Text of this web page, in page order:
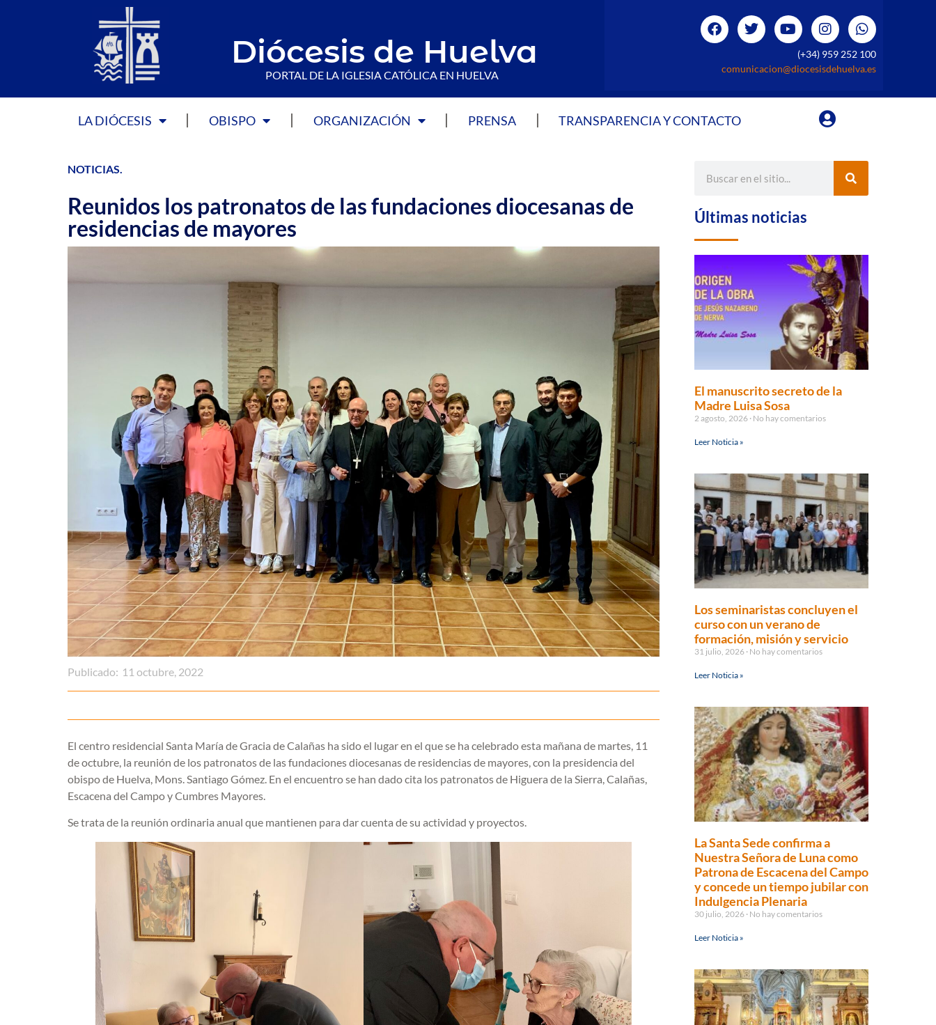
Diócesis de Huelva
PORTAL DE LA IGLESIA CATÓLICA EN HUELVA
(+34) 959 252 100
comunicacion@diocesisdehuelva.es
LA DIÓCESIS OBISPO ORGANIZACIÓN PRENSA TRANSPARENCIA Y CONTACTO
NOTICIAS.
Reunidos los patronatos de las fundaciones diocesanas de
residencias de mayores
Publicado: 11 octubre, 2022
El centro residencial Santa María de Gracia de Calañas ha sido el lugar en el que se ha celebrado esta mañana de martes, 11
de octubre, la reunión de los patronatos de las fundaciones diocesanas de residencias de mayores, con la presidencia del
obispo de Huelva, Mons. Santiago Gómez. En el encuentro se han dado cita los patronatos de Higuera de la Sierra, Calañas,
Escacena del Campo y Cumbres Mayores.
Se trata de la reunión ordinaria anual que mantienen para dar cuenta de su actividad y proyectos.
Últimas noticias
El manuscrito secreto de la
Madre Luisa Sosa
2 agosto, 2026 No hay comentarios
Leer Noticia »
Los seminaristas concluyen el
curso con un verano de
formación, misión y servicio
31 julio, 2026 No hay comentarios
Leer Noticia »
La Santa Sede confirma a
Nuestra Señora de Luna como
Patrona de Escacena del Campo
y concede un tiempo jubilar con
Indulgencia Plenaria
30 julio, 2026 No hay comentarios
Leer Noticia »